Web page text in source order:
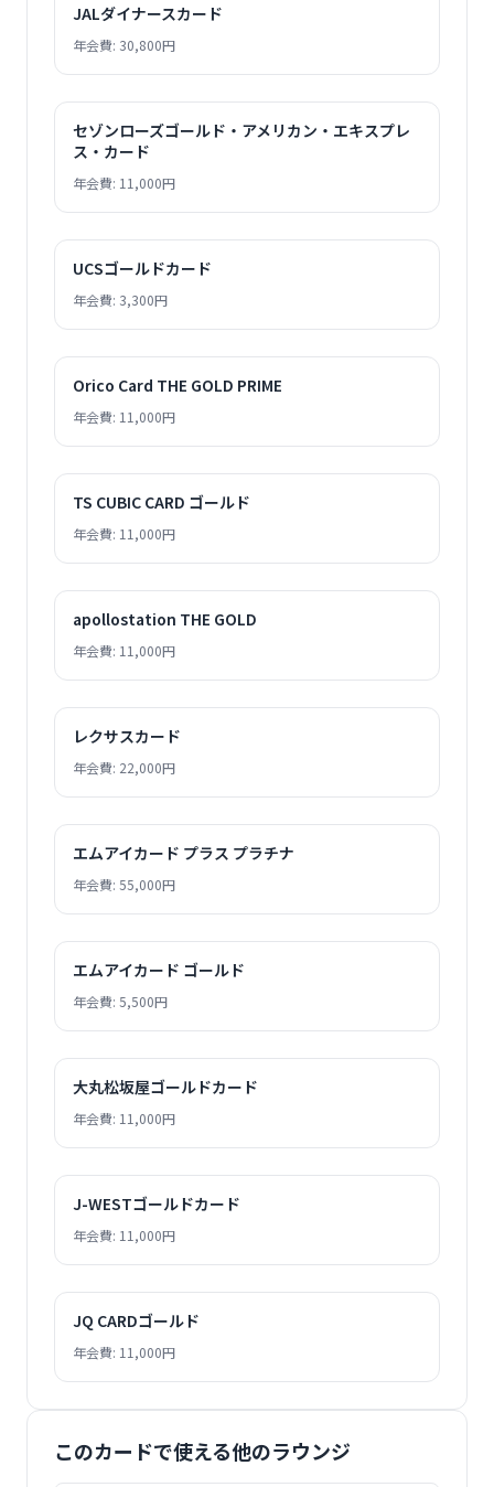
JALダイナースカード
年会費: 30,800円
セゾンローズゴールド・アメリカン・エキスプレ
ス・カード
年会費: 11,000円
UCSゴールドカード
年会費: 3,300円
Orico Card THE GOLD PRIME
年会費: 11,000円
TS CUBIC CARD ゴールド
年会費: 11,000円
apollostation THE GOLD
年会費: 11,000円
レクサスカード
年会費: 22,000円
エムアイカード プラス プラチナ
年会費: 55,000円
エムアイカード ゴールド
年会費: 5,500円
大丸松坂屋ゴールドカード
年会費: 11,000円
J-WESTゴールドカード
年会費: 11,000円
JQ CARDゴールド
年会費: 11,000円
このカードで使える他のラウンジ